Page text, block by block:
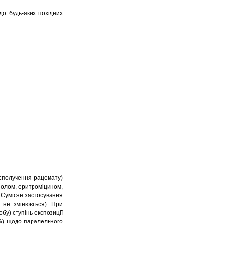
будь-яких похідних
рацемату)
еритроміцином,
застосування
не змінюється). При
ступінь експозиції
щодо паралельного